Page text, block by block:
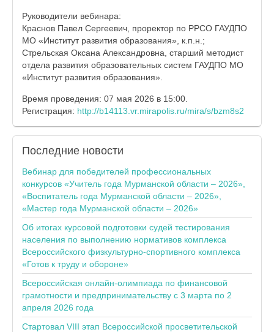
Руководители вебинара:
Краснов Павел Сергеевич, проректор по РРСО ГАУДПО
МО «Институт развития образования», к.п.н.;
Стрельская Оксана Александровна, старший методист
отдела развития образовательных систем ГАУДПО МО
«Институт развития образования».
Время проведения: 07 мая 2026 в 15:00.
Регистрация: http://b14113.vr.mirapolis.ru/mira/s/bzm8s2
Последние новости
Вебинар для победителей профессиональных
конкурсов «Учитель года Мурманской области – 2026»,
«Воспитатель года Мурманской области – 2026»,
«Мастер года Мурманской области – 2026»
Об итогах курсовой подготовки судей тестирования
населения по выполнению нормативов комплекса
Всероссийского физкультурно-спортивного комплекса
«Готов к труду и обороне»
Всероссийская онлайн-олимпиада по финансовой
грамотности и предпринимательству с 3 марта по 2
апреля 2026 года
Стартовал VIII этап Всероссийской просветительской